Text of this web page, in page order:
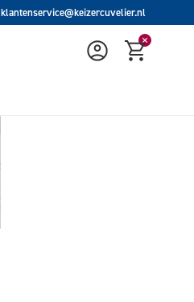
klantenservice@keizercuvelier.nl